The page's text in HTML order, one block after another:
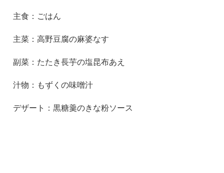
主食：ごはん
主菜：高野豆腐の麻婆なす
副菜：たたき長芋の塩昆布あえ
汁物：もずくの味噌汁
デザート：黒糖羹のきな粉ソース